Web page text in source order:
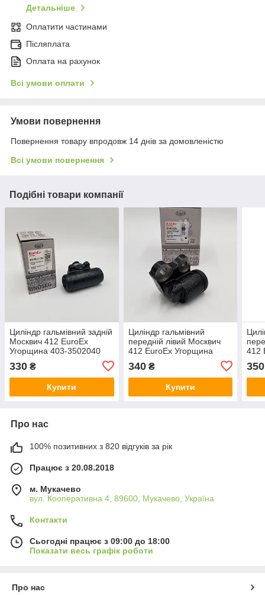
Детальніше
Оплатити частинами
Післяплата
Оплата на рахунок
Всі умови оплати
Умови повернення
Повернення товару впродовж 14 днів за домовленістю
Всі умови повернення
Подібні товари компанії
Циліндр гальмівний задній
Москвич 412 EuroEx
Угорщина 403-3502040
330 ₴
Купити
Циліндр гальмівний
передній лівий Москвич
412 EuroEx Угорщина
340₴
Купити
412
350
Про нас
100% позитивних з 820 відгуків за рік
Працює з 20.08.2018
м. Мукачево
вул. Кооперативна 4, 89600, Мукачево, Україна
Контакти
Сьогодні працює з 09:00 до 18:00
Показати весь графік роботи
Про нас